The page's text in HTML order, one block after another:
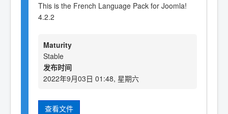
This is the French Language Pack for Joomla!
4.2.2
Maturity
Stable
发布时间
2022年9月03日 01:48, 星期六
查看文件